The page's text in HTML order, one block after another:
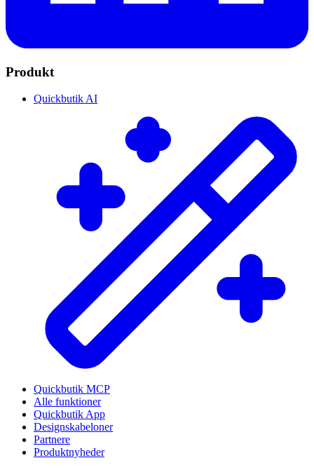
Produkt
Quickbutik AI
Quickbutik MCP
Alle funktioner
Quickbutik App
Designskabeloner
Partnere
Produktnyheder